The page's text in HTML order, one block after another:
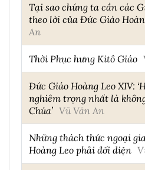
Tại sao chúng ta cần các
theo lời của Đức Giáo
An
Thời Phục hưng Kitô Giáo
Đức Giáo Hoàng Leo XIV:
nghiêm trọng nhất là
Chúa’ Vũ Văn An
Những thách thức ngoại
Hoàng Leo phải đối diện